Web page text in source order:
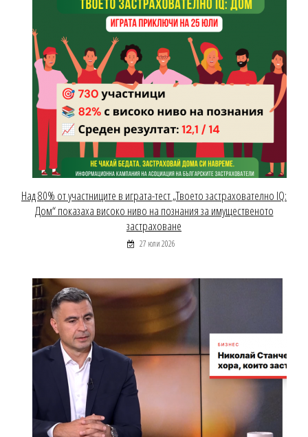
Над 80% от участниците в играта-тест „Твоето застрахователно IQ:
Дом“ показаха високо ниво на познания за имущественото
застраховане
27 юли 2026